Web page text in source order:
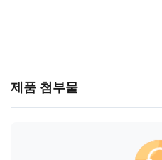
제품 첨부물